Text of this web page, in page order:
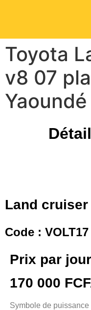
Toyota
v8 07
Yaoundé
Land cruiser
Code : VOLT17
Prix par
170 000
Symbole de puissance